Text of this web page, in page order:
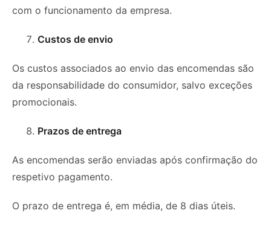
com o funcionamento da empresa.
Custos de envio
Os custos associados ao envio das encomendas são
da responsabilidade do consumidor, salvo exceções
promocionais.
Prazos de entrega
As encomendas serão enviadas após confirmação do
respetivo pagamento.
O prazo de entrega é, em média, de 8 dias úteis.